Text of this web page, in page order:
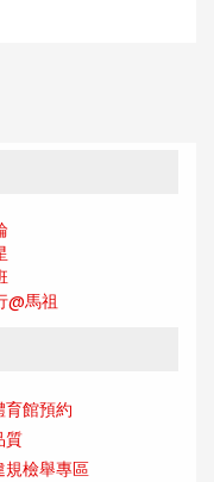
@馬祖
育館預約
質
規檢舉專區